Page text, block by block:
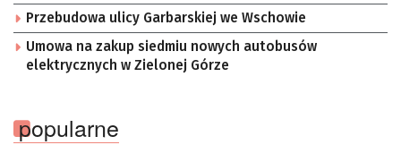
Przebudowa ulicy Garbarskiej we Wschowie
Umowa na zakup siedmiu nowych autobusów
elektrycznych w Zielonej Górze
popularne